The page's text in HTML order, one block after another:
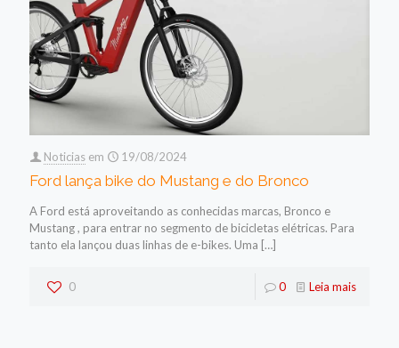
Noticias em 19/08/2024
Ford lança bike do Mustang e do Bronco
A Ford está aproveitando as conhecidas marcas, Bronco e
Mustang , para entrar no segmento de bicicletas elétricas. Para
tanto ela lançou duas linhas de e-bikes. Uma […]
0 0 Leia mais